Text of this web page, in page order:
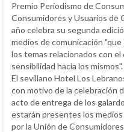
Premio Periodismo de
Consumidores y Usuarios de
año celebra su segunda
medios de comunicación
los temas relacionados con el
sensibilidad hacia los mismos".
El sevillano Hotel Los
con motivo de la celebración
acto de entrega de los
estarán presentes los
por la Unión de